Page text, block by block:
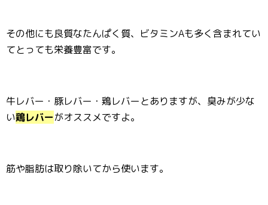
その他にも良質なたんぱく質、ビタミンAも多く含まれてい
てとっても栄養豊富です。
牛レバー・豚レバー・鶏レバーとありますが、臭みが少な
い鶏レバーがオススメですよ。
筋や脂肪は取り除いてから使います。